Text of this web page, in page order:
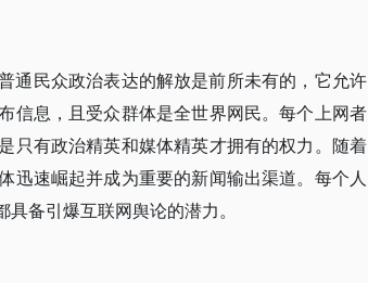
通民众政治表达的解放是前所未有的，它允许
信息，且受众群体是全世界网民。每个上网者
只有政治精英和媒体精英才拥有的权力。随着
迅速崛起并成为重要的新闻输出渠道。每个人
备引爆互联网舆论的潜力。